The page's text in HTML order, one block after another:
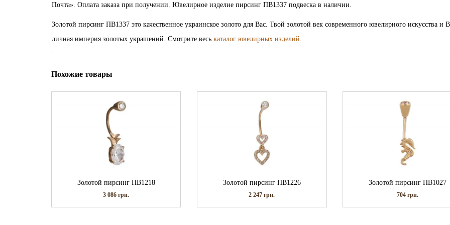
Почта». Оплата заказа при получении. Ювелирное изделие пирсинг ПВ1337 подвеска в наличии.
Золотой пирсинг ПВ1337 это качественное украинское золото для Вас. Твой золотой век современного ювелирного искусства и
личная империя золотых украшений. Смотрите весь каталог ювелирных изделий.
Похожие товары
Золотой пирсинг ПВ1218
3 086грн.
Золотой пирсинг ПВ1226
2 247грн.
Золотой пирсинг ПВ1027
704грн.